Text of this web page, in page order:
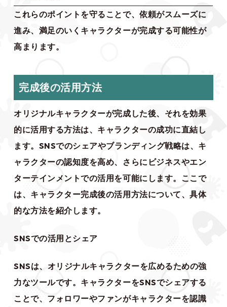
これらのポイントを守ることで、依頼がスムーズに
進み、満足のいくキャラクターが完成する可能性が
高まります。
完成後の活用方法
オリジナルキャラクターが完成した後、それを効果
的に活用する方法は、キャラクターの成功に直結し
ます。SNSでのシェアやブランディング戦略は、キ
ャラクターの認知度を高め、さらにビジネスやエン
ターテインメントでの活用を可能にします。ここで
は、キャラクター完成後の活用方法について、具体
的な方法を紹介します。
SNSでの活用とシェア
SNSは、オリジナルキャラクターを広めるための強
力なツールです。キャラクターをSNSでシェアする
ことで、フォロワーやファンがキャラクターを認識